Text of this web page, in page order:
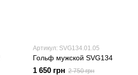
Артикул: SVG134.01.05
Гольф мужской SVG134
1 650 грн 2 750 грн